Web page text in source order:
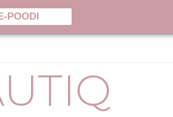
POODI